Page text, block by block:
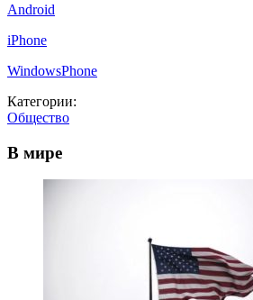
Android
iPhone
WindowsPhone
Категории:
Общество
В мире